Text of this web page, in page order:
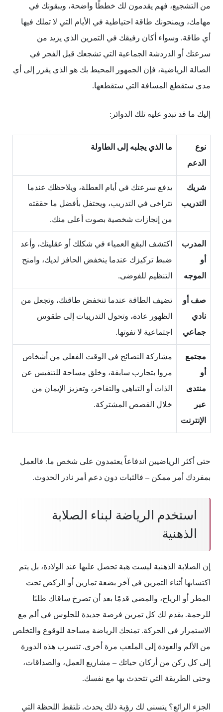
من التشجيع، فهم يقدمون لك خططًا واضحة، ويبقونك في
مهامك، ويمنحونك طاقة احتياطية في الأيام التي لا تملك فيها
أي طاقة. وسواء أكان رفيقك في التمرين الذي يزيد من
سرعتك أو الدردشة الجماعية التي تشجعك قبل الفجر في
الصالة الرياضية، فإن الجمهور المحيط بك هو الذي يقرر إلى أي
مدى ستقطع المسافة التي ستقطعها.
إليك ما قد تبدو عليه تلك الدوائر:
نوع
الدعم
ما الذي يجلبه إلى الطاولة
شريك
التدريب
يدفع سرعتك في أيام العطلة، ويلاحظك عندما
تتراخى في التدريب، ويحتفل بأفضل ما حققته
من إنجازات شخصية بصوت أعلى منك.
المدرب
أو
الموجه
اكتشف البقع العمياء في شكلك أو عقليتك، وأعد
ضبط تركيزك عندما ينخفض الحافز لديك، وامنح
التنظيم للفوضى.
صف أو
نادي
جماعي
تضيف الطاقة عندما تنخفض طاقتك، وتجعل من
الظهور عادة، وتحول التدريبات إلى طقوس
اجتماعية لا تفوتها.
مجتمع
أو
منتدى
عبر
الإنترنت
مشاركة النصائح في الوقت الفعلي من أشخاص
مروا بتجارب سابقة، وخلق مساحة للتنفيس عن
الذات أو التباهي والتفاخر، وتعزيز الإيمان من
خلال القصص المشتركة.
حتى أكثر الرياضيين اندفاعاً يعتمدون على شخص ما. فالعمل
بمفردك أمر ممكن – فالثبات دون دعم أمر نادر الحدوث.
استخدم الرياضة لبناء الصلابة
الذهنية
إن الصلابة الذهنية ليست هبة تحصل عليها عند الولادة، بل يتم
اكتسابها أثناء التمرين في آخر بضعة تمارين أو الركض تحت
المطر أو الرياح، والمضي قدمًا بعد أن تصرخ ساقاك طلبًا
للرحمة. يقدم لك كل تمرين فرصة جديدة للجلوس في ألم مع
الاستمرار في الحركة. تمنحك الرياضة مساحة للوقوع والتخلص
من الألم والعودة إلى الملعب مرة أخرى. تتسرب هذه الدورة
إلى كل ركن من أركان حياتك – مشاريع العمل، والصداقات،
وحتى الطريقة التي تتحدث بها مع نفسك.
الجزء الرائع؟ يتسنى لك رؤية ذلك يحدث. تلتقط اللحظة التي